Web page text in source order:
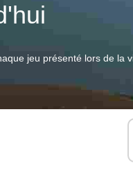
jeu présenté lors de la